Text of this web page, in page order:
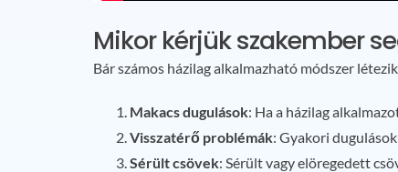
Mikor kérjük szakember
Bár számos házilag alkalmazható módszer
Makacs dugulások: Ha a házilag
Visszatérő problémák: Gyakori
Sérült csövek: Sérült vagy elöregedett